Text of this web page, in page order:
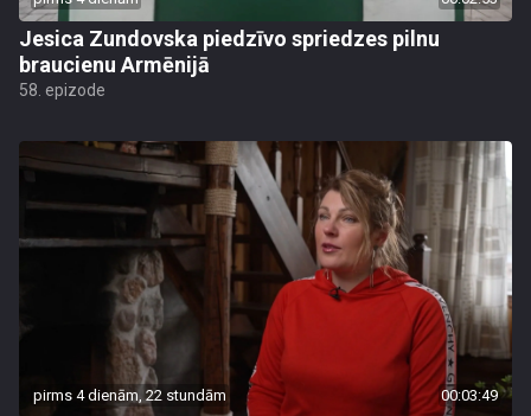
Jesica Zundovska piedzīvo spriedzes pilnu
braucienu Armēnijā
58. epizode
pirms 4 dienām, 22 stundām 00:03:49